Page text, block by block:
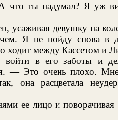
А что ты надумал? Я уж
усаживая девушку на
Я не пойду снова в
ходит между Кассетом и
войти в его заботы и
— Это очень плохо.
она расцветала
ее лицо и поворачивая